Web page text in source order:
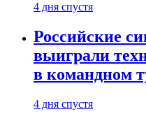
4 дня спустя
Российские
выиграли
в командном
4 дня спустя